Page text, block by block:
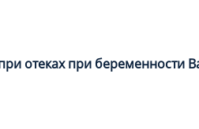
отеках при беременности